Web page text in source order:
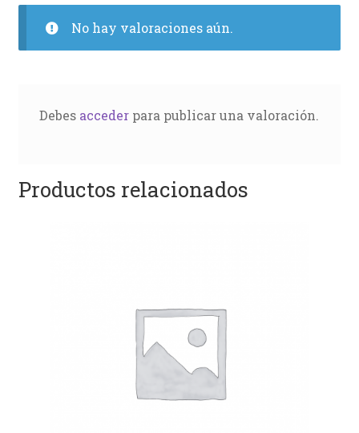
No hay valoraciones aún.
Debes accederpara publicar una valoración.
Productos relacionados